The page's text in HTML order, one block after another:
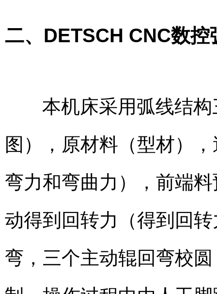
二、DETSCH CNC数
本机床采用弧线结构
图），原材料（型材）
弯力和弯曲力），前端
动得到回转力（得到回
弯，三个主动辊回弯校